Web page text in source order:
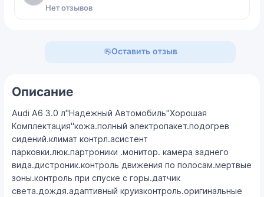
Нет отзывов
Оставить отзыв
Описание
Audi A6 3.0 л"Надежный Автомобиль"Хорошая
Комплектация"кожа.полный электропакет.подогрев
сидений.климат контрл.асистент
парковки.люк.партроники .монитор. камера заднего
вида.дистроник.контроль движения по полосам.мертвые
зоны.контроль при спуске с горы.датчик
света.дождя.адаптивный круизконтроль.оригинальные